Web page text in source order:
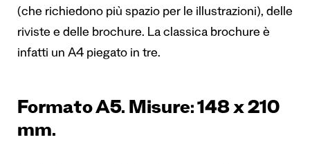
(che richiedono più spazio per le illustrazioni), delle
riviste e delle brochure. La classica brochure è
infatti un A4 piegato in tre.
Formato A5. Misure: 148 x 210
mm.